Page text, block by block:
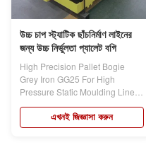
উচ্চ চাপ স্ট্যাটিক ছাঁচনির্মাণ লাইনের
জন্য উচ্চ নির্ভুলতা প্যালেট বগি
High Precision Pallet Bogie
Grey Iron GG25 For High
Pressure Static Moulding Line
Products...
এখনই জিজ্ঞাসা করুন